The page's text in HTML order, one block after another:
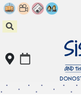
Skip
to
content